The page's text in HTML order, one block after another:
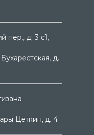
пер., д. 3 c1,
Бухарестская, д.
Цеткин, д. 4